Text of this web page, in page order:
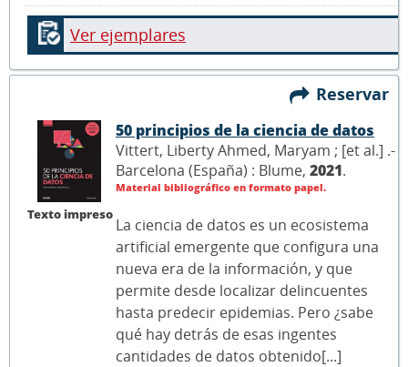
Ver ejemplares
Reservar
Texto impreso
50 principios de la ciencia de datos
Vittert, Liberty Ahmed, Maryam ; [et al.] .-
Barcelona (España) : Blume, 2021.
Material bibliográfico en formato papel.
La ciencia de datos es un ecosistema
artificial emergente que configura una
nueva era de la información, y que
permite desde localizar delincuentes
hasta predecir epidemias. Pero ¿sabe
qué hay detrás de esas ingentes
cantidades de datos obtenido[...]